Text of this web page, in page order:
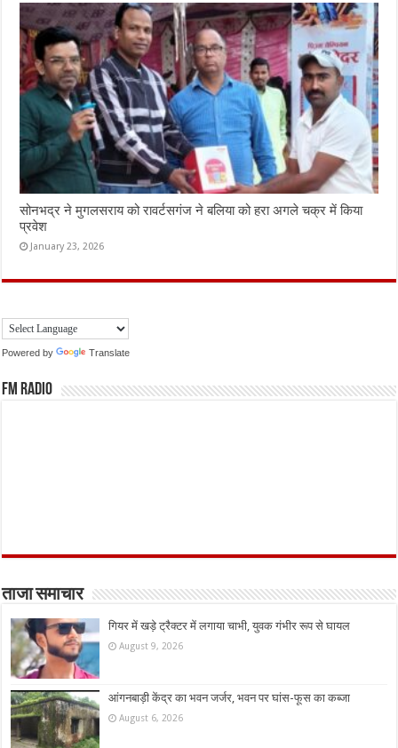
सोनभद्र ने मुगलसराय को रावर्टसगंज ने बलिया को हरा अगले चक्र में किया
प्रवेश
January 23, 2026
Powered by Translate
FM Radio
ताजा समाचार
गियर में खड़े ट्रैक्टर में लगाया चाभी, युवक गंभीर रूप से घायल
August 9, 2026
आंगनबाड़ी केंद्र का भवन जर्जर, भवन पर घांस-फूस का कब्जा
August 6, 2026